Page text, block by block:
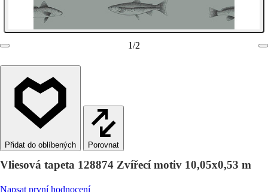
1/2
Porovnat
Vliesová tapeta 128874 Zvířecí motiv 10,05x0,53 m
Napsat první hodnocení